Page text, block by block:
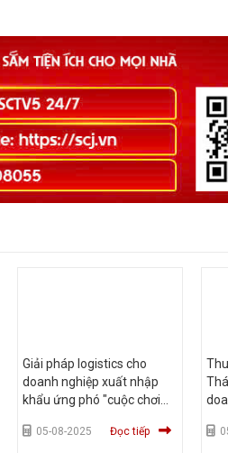
Giải pháp logistics cho
doanh nghiệp xuất nhập
khẩu ứng phó "cuộc chơi
05-08-2025 Đọc tiếp